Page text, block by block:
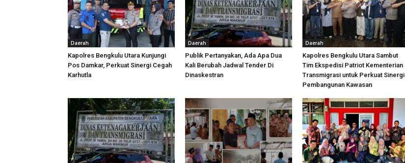
Daerah
Kapolres Bengkulu Utara Kunjungi
Pos Damkar, Perkuat Sinergi Cegah
Karhutla
Daerah
Publik Pertanyakan, Ada Apa Dua
Kali Berubah Jadwal Tender Di
Dinaskestran
Daerah
Kapolres Bengkulu Utara Sambut
Tim Ekspedisi Patriot Kementerian
Transmigrasi untuk Perkuat Sinergi
Pembangunan Kawasan